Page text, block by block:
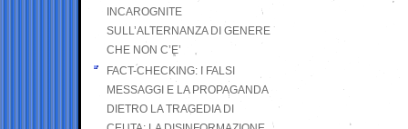
INCAROGNITE
SULL’ALTERNANZA DI GENERE
CHE NON C’E’
FACT-CHECKING: I FALSI
MESSAGGI E LA PROPAGANDA
DIETRO LA TRAGEDIA DI